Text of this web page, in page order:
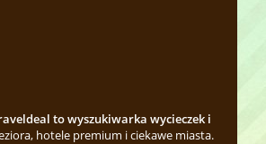
to wyszukiwarka wycieczek i
hotele premium i ciekawe miasta.